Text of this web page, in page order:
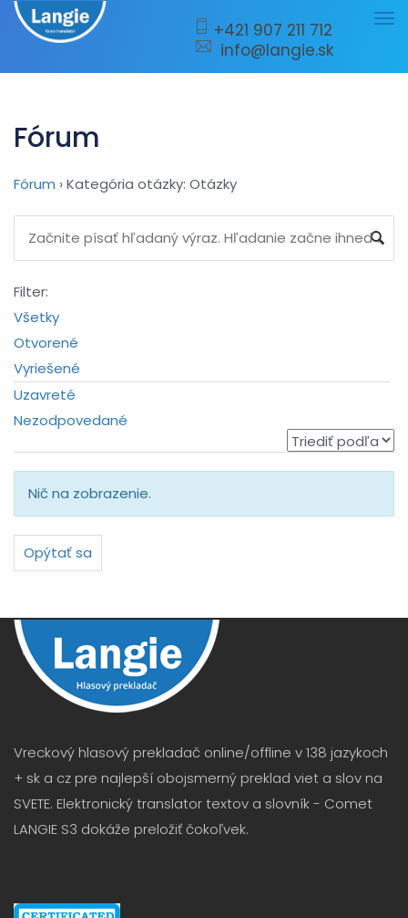
+421 907 211 712
info@langie.sk
Fórum
Fórum ›Kategória otázky: Otázky
Filter:
Všetky
Otvorené
Vyriešené
Uzavreté
Nezodpovedané
Nič na zobrazenie.
Opýtať sa
Vreckový hlasový prekladač online/offline v 138 jazykoch
+ sk a cz pre najlepší obojsmerný preklad viet a slov na
SVETE. Elektronický translator textov a slovník - Comet
LANGIE S3 dokáže preložiť čokoľvek.